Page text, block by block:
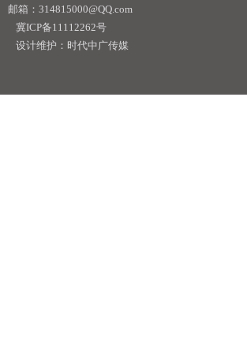
邮箱：314815000@QQ.com
冀ICP备11112262号
设计维护：时代中广传媒